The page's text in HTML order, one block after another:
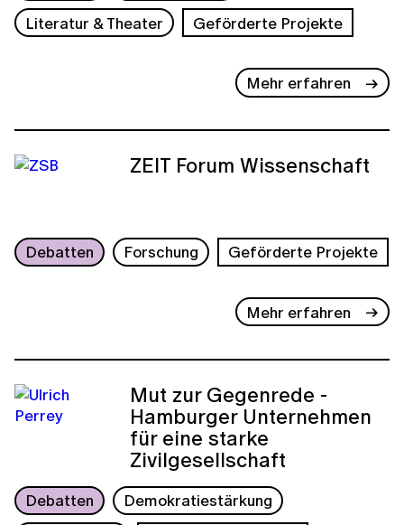
Literatur & Theater
Geförderte Projekte
Mehr erfahren
ZEIT Forum Wissenschaft
Debatten Forschung Geförderte Projekte
Mehr erfahren
Mut zur Gegenrede -
Hamburger Unternehmen
für eine starke
Zivilgesellschaft
Debatten
Demokratiestärkung